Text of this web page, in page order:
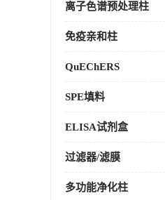
离子色谱预处理柱
免疫亲和柱
QuEChERS
SPE填料
ELISA试剂盒
过滤器/滤膜
多功能净化柱